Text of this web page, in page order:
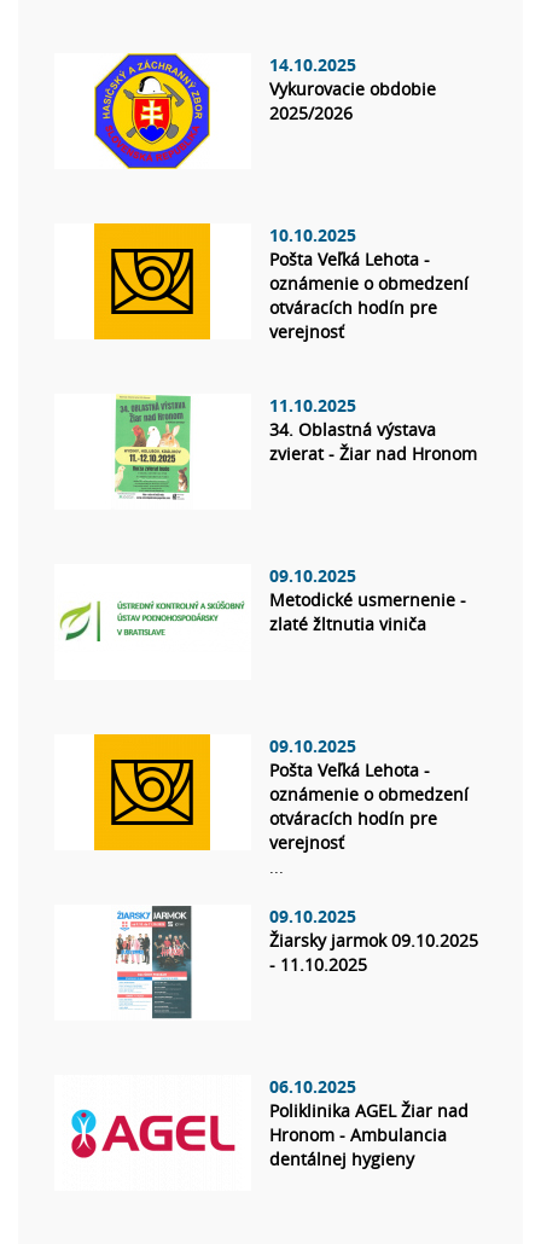
14.10.2025
Vykurovacie obdobie
2025/2026
10.10.2025
Pošta Veľká Lehota -
oznámenie o obmedzení
otváracích hodín pre
verejnosť
11.10.2025
34. Oblastná výstava
zvierat - Žiar nad Hronom
09.10.2025
Metodické usmernenie -
zlaté žltnutia viniča
09.10.2025
Pošta Veľká Lehota -
oznámenie o obmedzení
otváracích hodín pre
verejnosť
...
09.10.2025
Žiarsky jarmok 09.10.2025
- 11.10.2025
06.10.2025
Poliklinika AGEL Žiar nad
Hronom - Ambulancia
dentálnej hygieny